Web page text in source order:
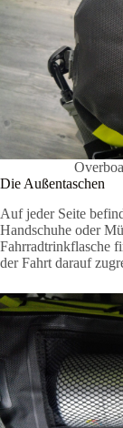
Die Außentaschen
Auf jeder Seite
Handschuhe oder
Fahrradtrinkflasche
der Fahrt darauf